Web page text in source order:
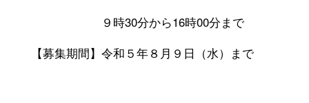
９時30分から16時00分まで
【募集期間】令和５年８月９日（水）まで